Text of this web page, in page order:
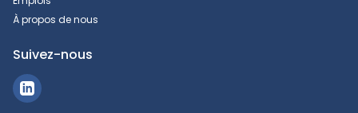
À propos de nous
Suivez-nous